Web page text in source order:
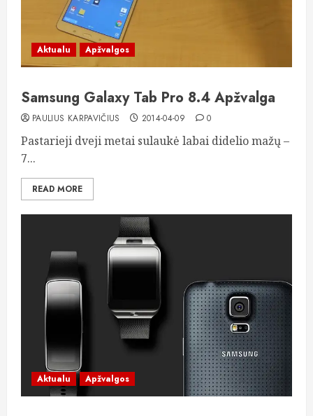
Aktualu Apžvalgos
Samsung Galaxy Tab Pro 8.4 Apžvalga
PAULIUS KARPAVIČIUS 2014-04-09 0
Pastarieji dveji metai sulaukė labai didelio mažų –
7...
READ MORE
Aktualu Apžvalgos